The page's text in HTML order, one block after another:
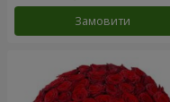
Замовити